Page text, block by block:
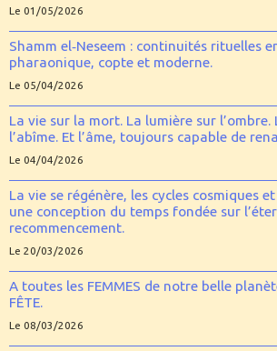
Le 01/05/2026
Shamm el‑Neseem : continuités rituelles
pharaonique, copte et moderne.
Le 05/04/2026
La vie sur la mort. La lumière sur l’ombre.
l’abîme. Et l’âme, toujours capable de
Le 04/04/2026
La vie se régénère, les cycles cosmiques
une conception du temps fondée sur
recommencement.
Le 20/03/2026
A toutes les FEMMES de notre belle
FÊTE.
Le 08/03/2026